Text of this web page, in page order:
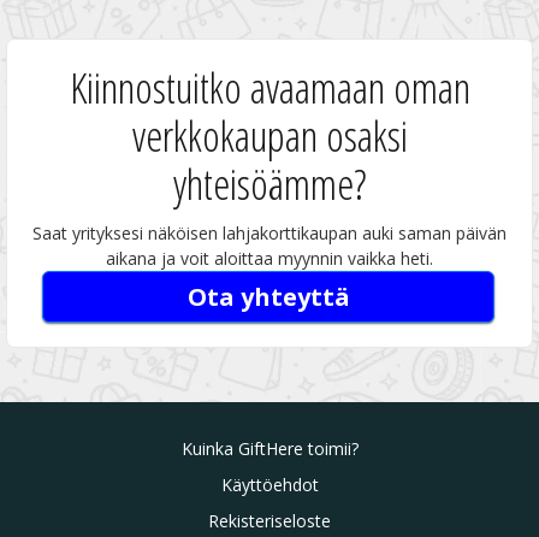
Kiinnostuitko avaamaan oman
verkkokaupan osaksi
yhteisöämme?
Saat yrityksesi näköisen lahjakorttikaupan auki saman päivän
aikana ja voit aloittaa myynnin vaikka heti.
Ota yhteyttä
Kuinka GiftHere toimii?
Käyttöehdot
Rekisteriseloste